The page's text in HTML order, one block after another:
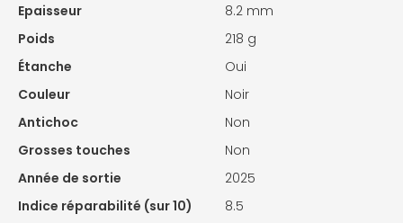
Epaisseur
8.2 mm
Poids
218 g
Étanche
Oui
Couleur
Noir
Antichoc
Non
Grosses touches
Non
Année de sortie
2025
Indice réparabilité (sur 10)
8.5